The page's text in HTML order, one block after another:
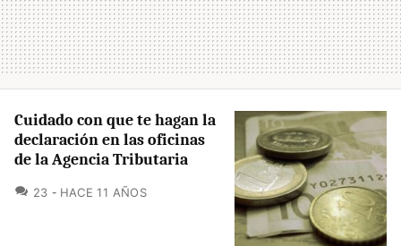
Cuidado con que te hagan la
declaración en las oficinas
de la Agencia Tributaria
23 COMENTARIOS
HACE 11 AÑOS